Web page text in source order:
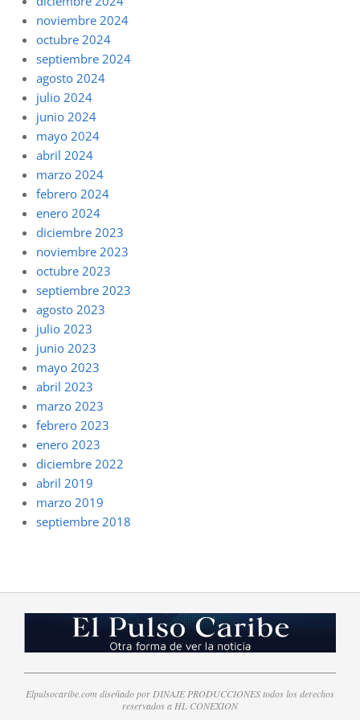
noviembre 2024
octubre 2024
septiembre 2024
agosto 2024
julio 2024
junio 2024
mayo 2024
abril 2024
marzo 2024
febrero 2024
enero 2024
diciembre 2023
noviembre 2023
octubre 2023
septiembre 2023
agosto 2023
julio 2023
junio 2023
mayo 2023
abril 2023
marzo 2023
febrero 2023
enero 2023
diciembre 2022
abril 2019
marzo 2019
septiembre 2018
Elpulsocaribe.com diseñado por DINAJE PRODUCCIONES todos los derechos
reservados a HL CONEXION